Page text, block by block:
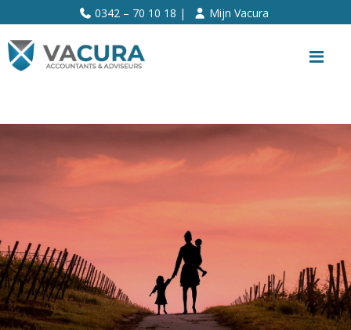
0342 – 70 10 18 | Mijn Vacura